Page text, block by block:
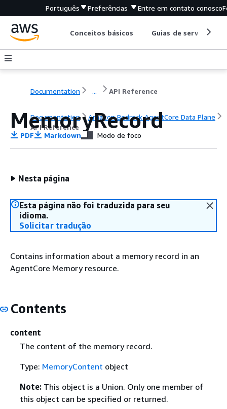
Português Preferências Entre em contato conosco
Conceitos básicos Guias de serviço
Documentation ... API Reference
Documentation
Amazon Bedrock AgentCore Data Plane
API Reference
MemoryRecord
PDF Markdown Modo de foco
Nesta página
Esta página não foi traduzida para seu
idioma.
Solicitar tradução
Contains information about a memory record in an
AgentCore Memory resource.
Contents
content
The content of the memory record.
Type: MemoryContent object
Note: This object is a Union. Only one member of
this object can be specified or returned.